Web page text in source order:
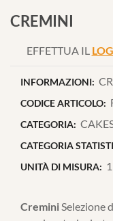
CREMINI
EFFETTUA IL
INFORMAZIONI:
CODICE ARTICOLO:
CATEGORIA:
CATEGORIA
UNITÀ DI MISURA:
CreminiSelezione